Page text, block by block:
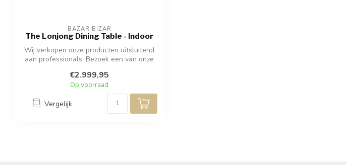
BAZAR BIZAR
The Lonjong Dining Table - Indoor
Wij verkopen onze producten uitsluitend
aan professionals. Bezoek een van onze
€2.999,95
Op voorraad
Vergelijk